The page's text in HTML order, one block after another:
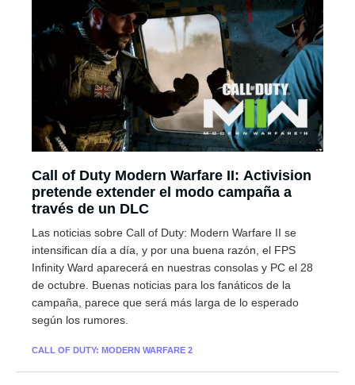
Call of Duty Modern Warfare II: Activision
pretende extender el modo campaña a
través de un DLC
Las noticias sobre Call of Duty: Modern Warfare II se
intensifican día a día, y por una buena razón, el FPS
Infinity Ward aparecerá en nuestras consolas y PC el 28
de octubre. Buenas noticias para los fanáticos de la
campaña, parece que será más larga de lo esperado
según los rumores.
CALL OF DUTY: MODERN WARFARE 2